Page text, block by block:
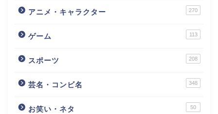
アニメ・キャラクター 270
ゲーム 113
スポーツ 208
芸名・コンビ名 348
お笑い・ネタ 50